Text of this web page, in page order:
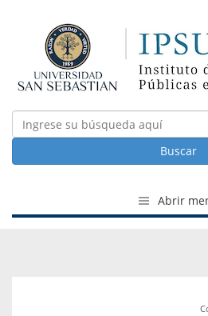
Buscar
Abrir